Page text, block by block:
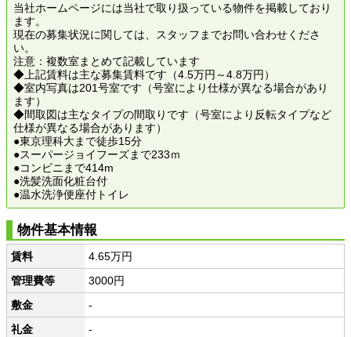
当社ホームページには当社で取り扱っている物件を掲載しており
ます。
現在の募集状況に関しては、スタッフまでお問い合わせくださ
い。
注意：複数室まとめて記載しています
◆上記賃料は主な募集賃料です（4.5万円～4.8万円）
◆室内写真は201号室です（号室により仕様が異なる場合があり
ます）
◆間取図は主なタイプの間取りです（号室により反転タイプなど
仕様が異なる場合があります）
●東京理科大まで徒歩15分
●スーパージョイフーズまで233ｍ
●コンビニまで414m
●洗髪洗面化粧台付
●温水洗浄便座付トイレ
物件基本情報
賃料
4.65万円
管理費等
3000円
敷金
-
礼金
-